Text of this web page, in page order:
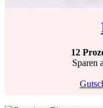
12
Sparen